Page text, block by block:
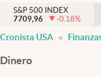
DÓLAR
Inmigración
S&P 500 INDEX
7709,96
-0.18%
Cronista USA
Dinero